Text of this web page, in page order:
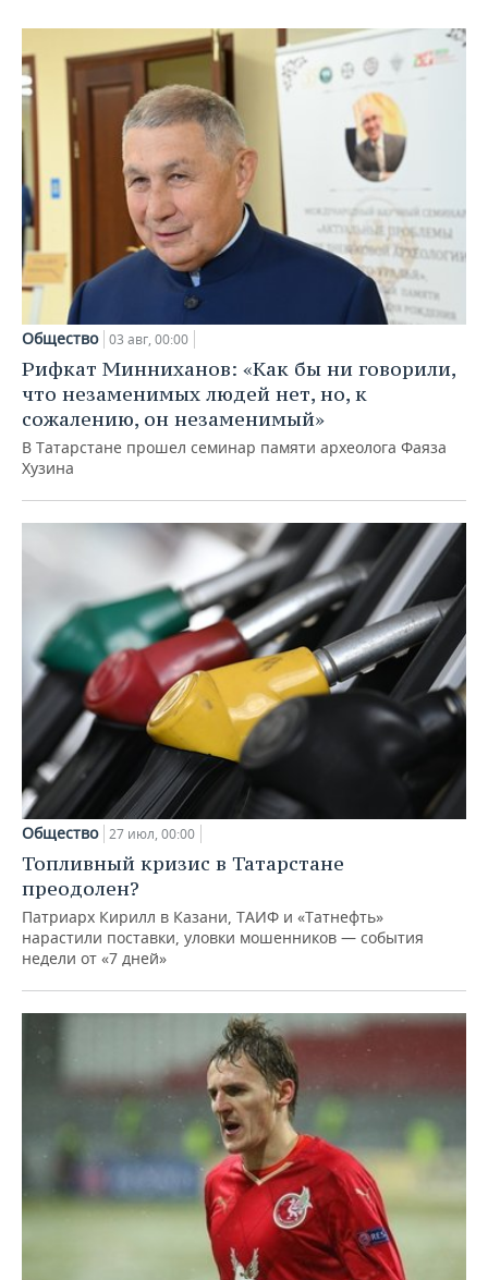
Общество 03 авг, 00:00
Рифкат Минниханов: «Как бы ни говорили,
что незаменимых людей нет, но, к
сожалению, он незаменимый»
В Татарстане прошел семинар памяти археолога Фаяза
Хузина
Общество 27 июл, 00:00
Топливный кризис в Татарстане
преодолен?
Патриарх Кирилл в Казани, ТАИФ и «Татнефть»
нарастили поставки, уловки мошенников — события
недели от «7 дней»